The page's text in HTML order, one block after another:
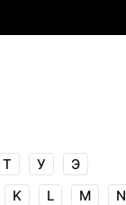
K L M N
Т У Э